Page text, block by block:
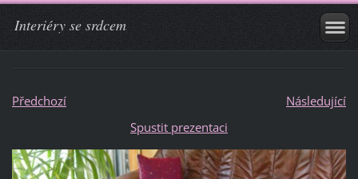
Interiéry se srdcem
Předchozí
Následující
Spustit prezentaci